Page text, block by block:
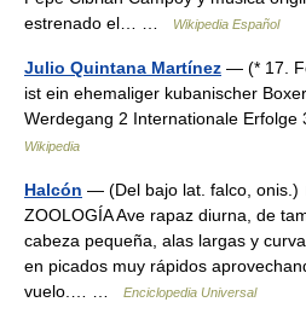
estrenado el… …
Wikipedia Español
Julio Quintana Martínez — (* 17.
ist ein ehemaliger kubanischer
Werdegang 2 Internationale
Wikipedia
Halcón — (Del bajo lat. falco, onis.)
ZOOLOGÍA Ave rapaz diurna, de
cabeza pequeña, alas largas y
en picados muy rápidos
vuelo.… …
Enciclopedia Universal